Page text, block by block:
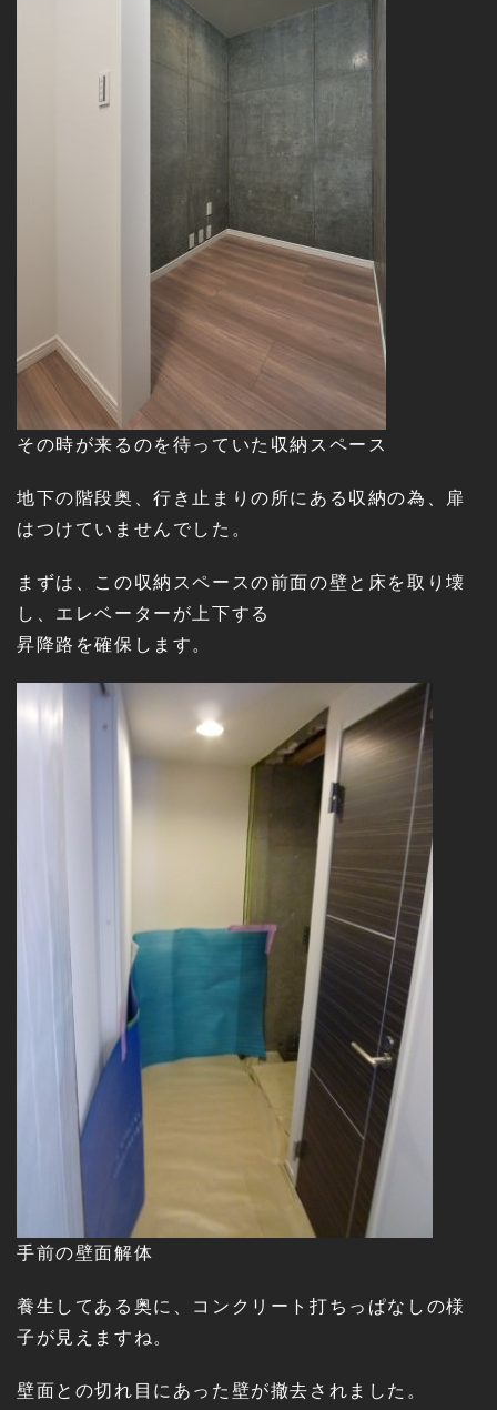
その時が来るのを待っていた収納スペース
地下の階段奥、行き止まりの所にある収納の為、扉
はつけていませんでした。
まずは、この収納スペースの前面の壁と床を取り壊
し、エレベーターが上下する
昇降路を確保します。
手前の壁面解体
養生してある奥に、コンクリート打ちっぱなしの様
子が見えますね。
壁面との切れ目にあった壁が撤去されました。